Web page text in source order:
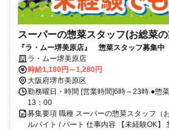
スーパーの惣菜スタッフ(お総菜
『ラ・ムー堺美原店』 惣菜スタッフ募集中
ラ・ムー堺美原店
時給1,180円～1,280円
大阪府堺市美原区
勤務曜日・時間 [営業時間]6時～23時 ●惣
13：00
募集要項 職種 スーパーの惣菜スタッフ（
ルバイト / パート 仕事内容 【未経験OK】